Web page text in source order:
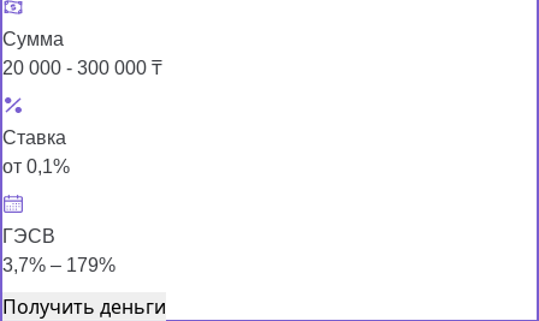
Сумма
20 000 - 300 000 ₸
Ставка
от 0,1%
ГЭСВ
3,7% – 179%
Получить деньги